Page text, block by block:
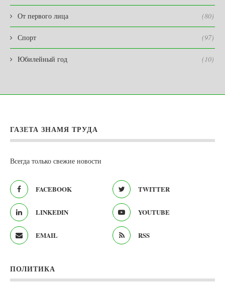
От первого лица (80)
Спорт (97)
Юбилейный год (10)
ГАЗЕТА ЗНАМЯ ТРУДА
Всегда только свежие новости
FACEBOOK TWITTER
LINKEDIN YOUTUBE
EMAIL RSS
ПОЛИТИКА